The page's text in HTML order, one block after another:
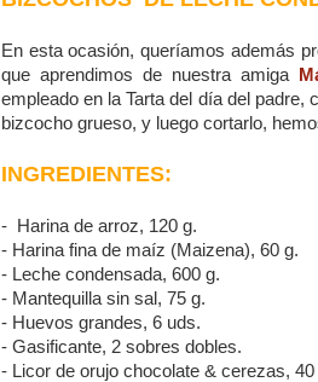
En esta ocasión, queríamos además
que aprendimos de nuestra amiga
empleado en la Tarta del día del padre,
bizcocho grueso, y luego cortarlo,
INGREDIENTES:
-
Harina de arroz, 120 g.
- Harina fina de maíz (Maizena), 60 g.
- Leche condensada, 600 g.
- Mantequilla sin sal, 75 g.
- Huevos grandes, 6 uds.
- Gasificante, 2 sobres dobles.
- Licor de orujo chocolate & cerezas,